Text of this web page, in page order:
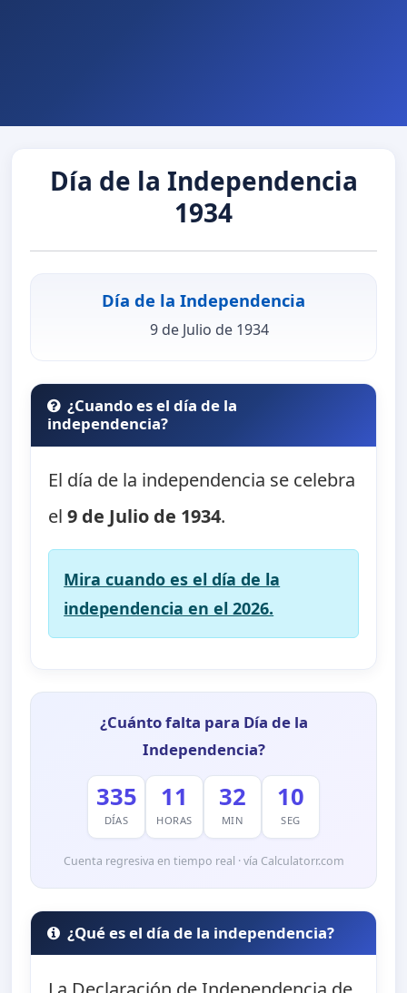
Día de la Independencia
1934
Día de la Independencia
9 de Julio de 1934
¿Cuando es el día de la
independencia?
El día de la independencia se celebra
el9 de Julio de 1934.
Mira cuando es el día de la
independencia en el 2026.
¿Cuánto falta para Día de la
Independencia?
335
DÍAS
11
HORAS
32
MIN
09
SEG
Cuenta regresiva en tiempo real · vía Calculatorr.com
¿Qué es el día de la independencia?